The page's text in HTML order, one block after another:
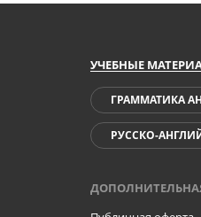
УЧЕБНЫЕ
ГРАММАТИКА
РУССКО-